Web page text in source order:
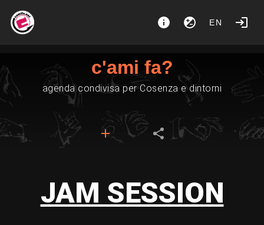
EN
c'ami fa?
agenda condivisa per Cosenza e dintorni
JAM SESSION